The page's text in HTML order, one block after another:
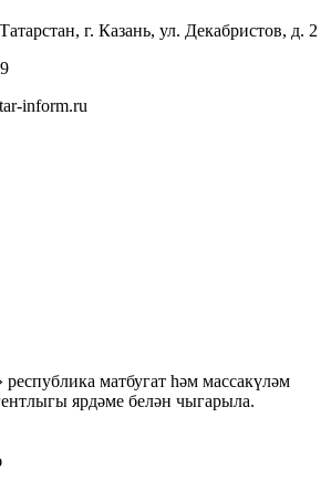
г. Казань, ул. Декабристов, д. 2
inform.ru
республика матбугат һәм массакүләм
ярдәме белән чыгарыла.